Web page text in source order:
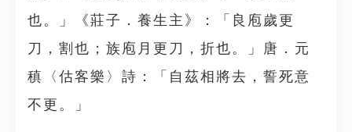
也。」《莊子．養生主》：「良庖歲更
刀，割也；族庖月更刀，折也。」唐．元
稹〈估客樂〉詩：「自茲相將去，誓死意
不更。」